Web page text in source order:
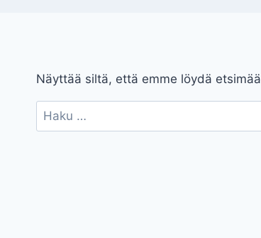
Näyttää siltä, että emme löydä
Haku: